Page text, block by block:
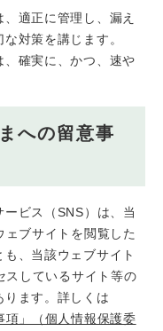
適正に管理し、漏え
対策を講じます。
確実に、かつ、速や
への留意事
ビス（SNS）は、当
ブサイトを閲覧した
、当該ウェブサイト
スしているサイト等の
ます。詳しくは
項」（個人情報保護委